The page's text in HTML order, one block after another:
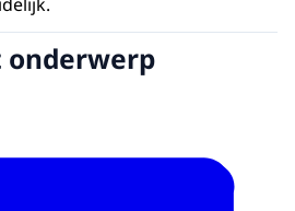
onderwerp